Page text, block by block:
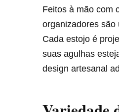
Feitos à mão com
organizadores são
Cada estojo é
suas agulhas
design artesanal